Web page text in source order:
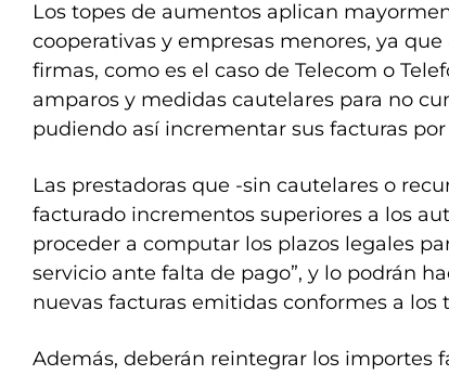
Los topes de aumentos aplican
cooperativas y empresas menores, ya
firmas, como es el caso de Telecom o
amparos y medidas cautelares para no
pudiendo así incrementar sus facturas
Las prestadoras que -sin cautelares o
facturado incrementos superiores a los
proceder a computar los plazos legales
servicio ante falta de pago”, y lo podrán
nuevas facturas emitidas conformes a los
Además, deberán reintegrar los importes